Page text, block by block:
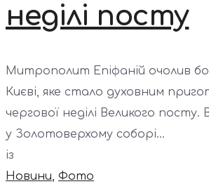
неділі посту
Митрополит Епіфаній очолив
Києві, яке стало духовним
чергової неділі Великого посту.
у Золотоверхому соборі...
із
Новини, Фото